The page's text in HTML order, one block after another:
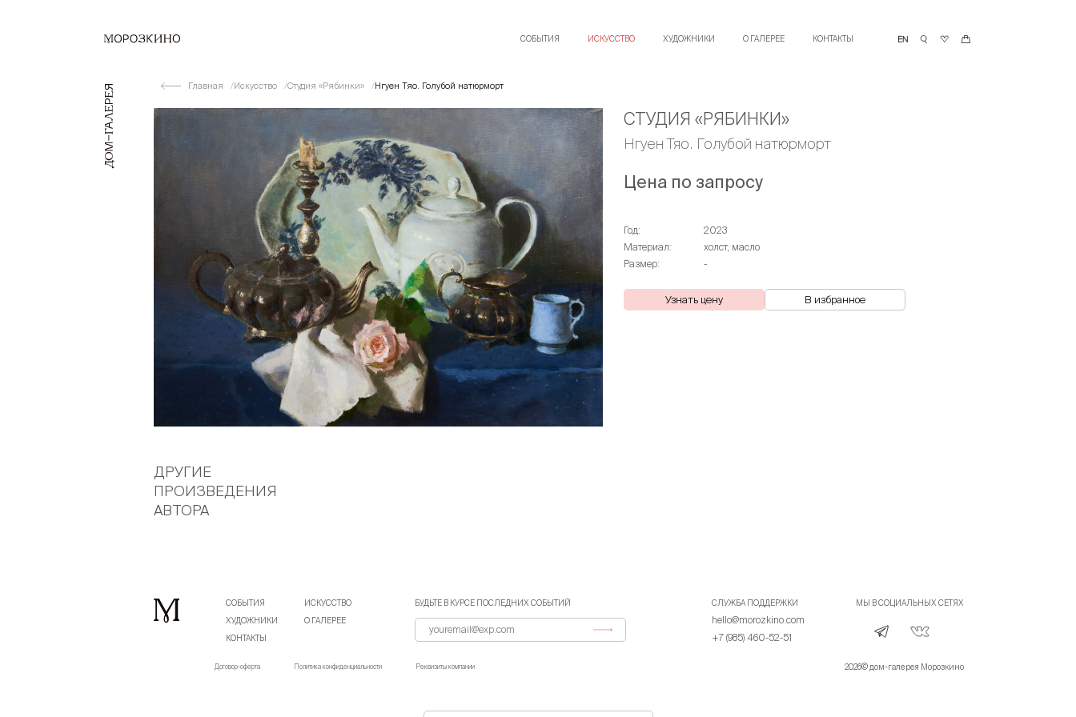
СОБЫТИЯ ИСКУССТВО ХУДОЖНИКИ О ГАЛЕРЕЕ КОНТАКТЫ
Главная Искусство Студия «Рябинки» Нгуен Тяо. Голубой натюрморт
СТУДИЯ «РЯБИНКИ»
Нгуен Тяо. Голубой натюрморт
Цена по запросу
Год:
2023
Материал:
холст, масло
Размер:
-
Узнать цену В избранное
ДРУГИЕ
ПРОИЗВЕДЕНИЯ
АВТОРА
СОБЫТИЯ
ИСКУССТВО
ХУДОЖНИКИ
О ГАЛЕРЕЕ
КОНТАКТЫ
БУДЬТЕ В КУРСЕ ПОСЛЕДНИХ СОБЫТИЙ СЛУЖБА ПОДДЕРЖКИ
hello@morozkino.com
+7 (985) 460-52-51
МЫ В СОЦИАЛЬНЫХ СЕТЯХ
Договор-оферта Политика конфиденциальности Реквизиты компании 2026© дом-галерея Морозкино